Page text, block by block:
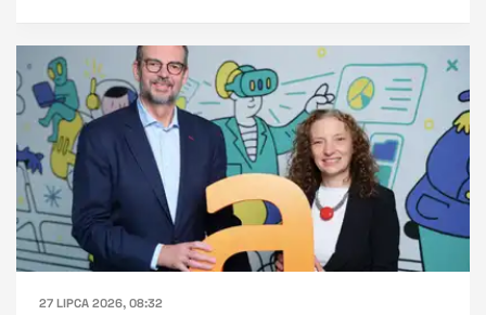
27 LIPCA 2026, 08:32